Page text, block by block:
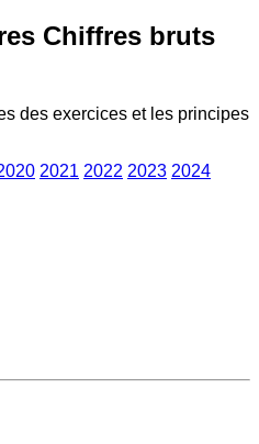
Chiffres bruts
des exercices et les principes
2021 2022 2023 2024